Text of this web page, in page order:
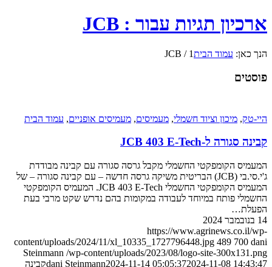
ארכיון תגיות עבור : JCB
הנך כאן: עמוד הבית1
/
JCB
פוסטים
היי-טק, מיכון וציוד חשמלי, מעמיסים, מעמיסים אופניים, עמוד הבית
קבינה סגורה ל-JCB 403 E-Tech
המעמיס הקומפקטי החשמלי מקבל גרסה סגורה עם קבינה מבודדת
ג'י.סי.בי (JCB) הבריטית משיקה גרסה חדשה – עם קבינה סגורה – של
המעמיס הקומפקטי החשמלי JCB 403 E-Tech. המעמיס הקומפקטי
החשמלי פותח במיוחד לעבודה במקומות בהם נדרש שקט מרבי בעת
הפעלת…
14 בנובמבר 2024
https://www.agrinews.co.il/wp-
content/uploads/2024/11/xl_10335_1727796448.jpg 489 700 dani
Steinmann /wp-content/uploads/2023/08/logo-site-300x131.png
dani Steinmann2024-11-14 05:05:372024-11-08 14:43:47
קבינה